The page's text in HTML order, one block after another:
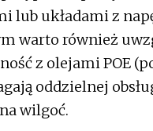
lub układami z
warto również
z olejami POE
oddzielnej
wilgoć.